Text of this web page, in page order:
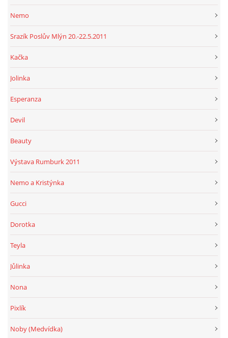
Nemo
Srazík Poslův Mlýn 20.-22.5.2011
Kačka
Jolinka
Esperanza
Devil
Beauty
Výstava Rumburk 2011
Nemo a Kristýnka
Gucci
Dorotka
Teyla
Jůlinka
Nona
Pixlík
Noby (Medvídka)